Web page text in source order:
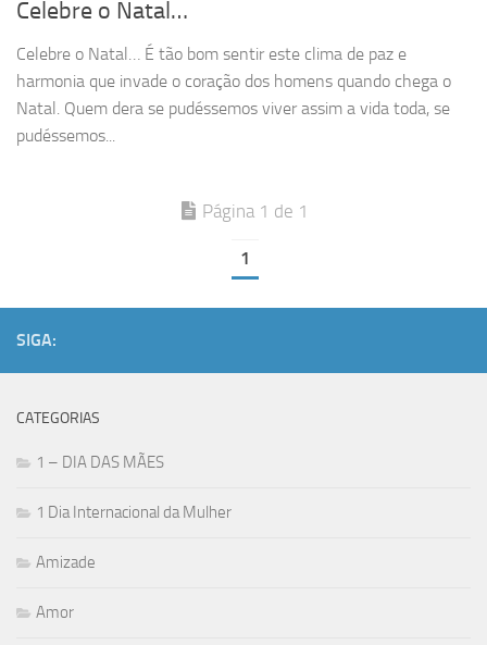
Celebre o Natal…
Celebre o Natal… É tão bom sentir este clima de paz e
harmonia que invade o coração dos homens quando chega o
Natal. Quem dera se pudéssemos viver assim a vida toda, se
pudéssemos...
Página 1 de 1
1
SIGA:
CATEGORIAS
1 – DIA DAS MÃES
1 Dia Internacional da Mulher
Amizade
Amor